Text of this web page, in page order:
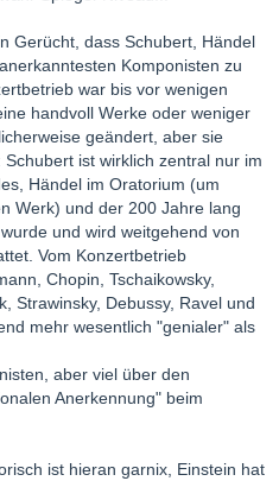
Gerücht, dass Schubert, Händel
Komponisten zu
war bis vor wenigen
handvoll Werke oder weniger
geändert, aber sie
ist wirklich zentral nur im
Händel im Oratorium (um
Werk) und der 200 Jahre lang
und wird weitgehend von
Vom Konzertbetrieb
Chopin, Tschaikowsky,
Strawinsky, Debussy, Ravel und
mehr wesentlich "genialer" als
aber viel über den
Anerkennung" beim
ist hieran garnix, Einstein hat